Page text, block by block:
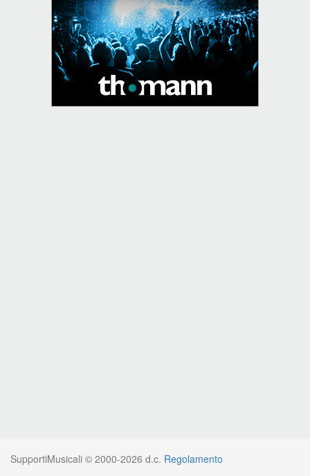
SupportiMusicali © 2000-2026 d.c. Regolamento